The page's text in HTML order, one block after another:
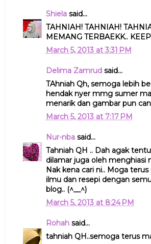
Shielasaid...
TAHNIAH! TAHNIAH!
MEMANG TERBAEKK..
March 5, 2013 at 3:31 PM
Delima Zamrudsaid...
TAhniah Qh, semoga lebih
hendak nyer mmg sumer
menarik dan gambar pun
March 5, 2013 at 7:17 PM
Nur-nbasaid...
Tahniah QH .. Dah agak
dilamar juga oleh menghiasi
Nak kena cari ni.. Moga
ilmu dan resepi dengan
blog.. (^__^)
March 5, 2013 at 8:24 PM
Rohahsaid...
tahniah QH..semoga terus